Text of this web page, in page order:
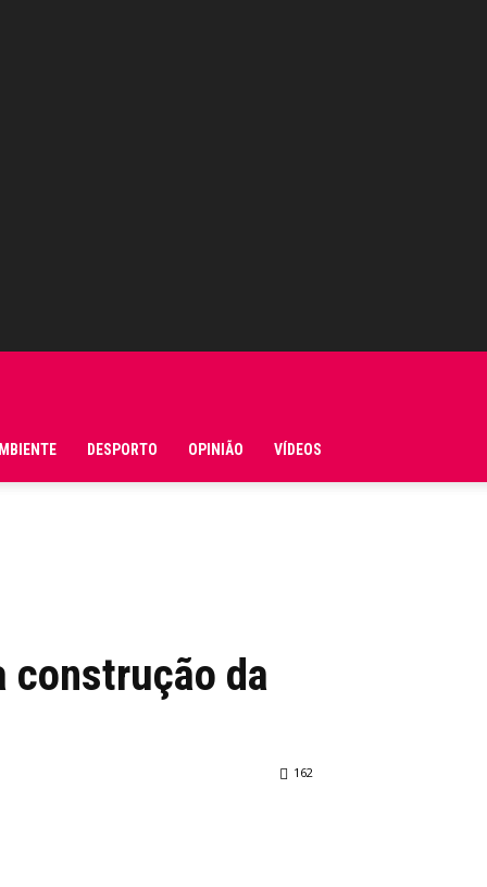
DESPORTO OPINIÃO VÍDEOS
construção da
162